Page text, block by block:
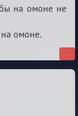
на омоне не
омоне.